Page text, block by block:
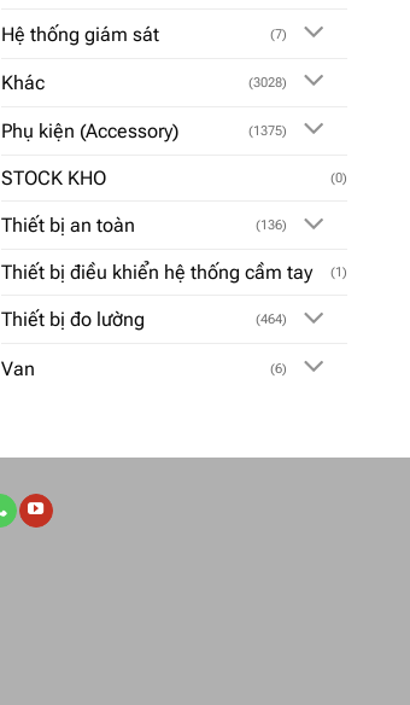
Hệ thống giám sát (7)
Khác (3028)
Phụ kiện (Accessory) (1375)
STOCK KHO (0)
Thiết bị an toàn (136)
Thiết bị điều khiển hệ thống cầm tay (1)
Thiết bị đo lường (464)
Van (6)